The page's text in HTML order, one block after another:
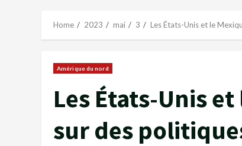
Home 2023 mai 3 Les États-Unis et le
Amérique du nord
Les États-Unis
sur des